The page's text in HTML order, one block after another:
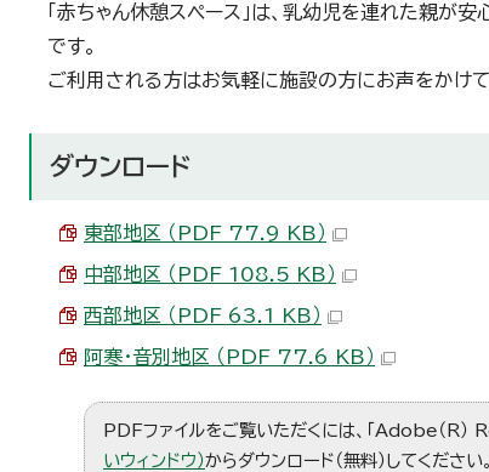
「赤ちゃん休憩スペース」は、乳幼児を連れた親
です。
ご利用される方はお気軽に施設の方にお声をかけて
ダウンロード
東部地区 （PDF 77.9 KB）
中部地区 （PDF 108.5 KB）
西部地区 （PDF 63.1 KB）
阿寒・音別地区 （PDF 77.6 KB）
PDFファイルをご覧いただくには、「Adobe（R）
いウィンドウ）からダウンロード（無料）してください。